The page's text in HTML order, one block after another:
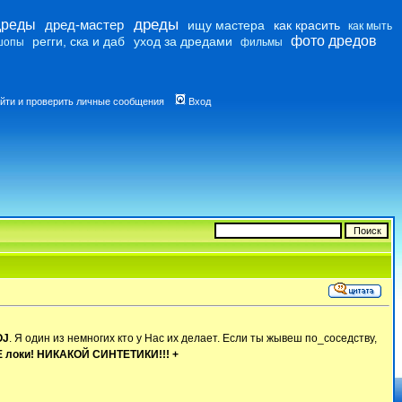
дред-мастер дреды ищу мастера как красить
как мыть
регги, ска и даб уход за дредами фильмы фото дредов
и проверить личные сообщения Вход
. Я один из немногих кто у Нас их делает. Если ты жывеш по_соседству,
НИКАКОЙ СИНТЕТИКИ!!! +